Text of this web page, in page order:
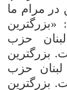
در مرام ما
حزب
بزرگترین
لبنان حزب
بزرگترین